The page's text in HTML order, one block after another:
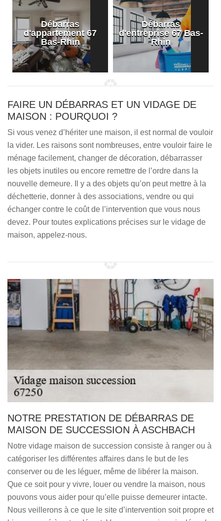
Débarras
d'appartement 67
Bas-Rhin
Débarras
d'entreprise 67 Bas-
Rhin
FAIRE UN DÉBARRAS ET UN VIDAGE DE
MAISON : POURQUOI ?
Si vous venez d’hériter une maison, il est normal de vouloir
la vider. Les raisons sont nombreuses, entre vouloir faire le
ménage facilement, changer de décoration, débarrasser
les objets inutiles ou encore remettre de l’ordre dans la
nouvelle demeure. Il y a des objets qu’on peut mettre à la
déchetterie, donner à des associations, vendre ou qui
échanger contre le coût de l’intervention que vous nous
devez. Pour toutes explications précises sur le vidage de
maison, appelez-nous.
NOTRE PRESTATION DE DÉBARRAS DE
MAISON DE SUCCESSION À ASCHBACH
Notre vidage maison de succession consiste à ranger ou à
catégoriser les différentes affaires dans le but de les
conserver ou de les léguer, même de libérer la maison.
Que ce soit pour y vivre, louer ou vendre la maison, nous
pouvons vous aider pour qu’elle puisse demeurer intacte.
Nous veillerons à ce que le site d’intervention soit propre et